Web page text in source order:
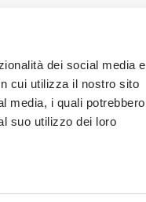
dei social media e
cui utilizza il nostro sito
media, i quali potrebbero
suo utilizzo dei loro